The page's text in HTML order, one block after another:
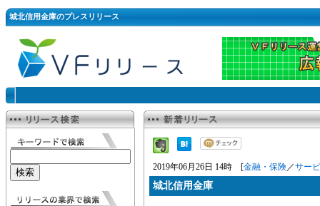
城北信用金庫のプレスリリース
2019年06月26日 14時 [金融・保険／サー
城北信用金庫